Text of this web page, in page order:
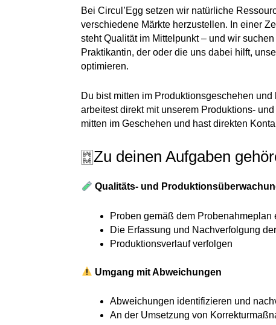
Bei Circul’Egg setzen wir natürliche
verschiedene Märkte herzustellen. In einer
steht Qualität im Mittelpunkt – und wir
Praktikantin, der oder die uns dabei hilft,
optimieren.
Du bist mitten im Produktionsgeschehen
arbeitest direkt mit unserem Produktions-
mitten im Geschehen und hast direkten
🀗Zu deinen Aufgaben
Qualitäts- und
Proben gemäß dem Probenahmeplan
Die Erfassung und Nachverfolgung
Produktionsverlauf verfolgen
Umgang mit Abweichungen
Abweichungen identifizieren und
An der Umsetzung von